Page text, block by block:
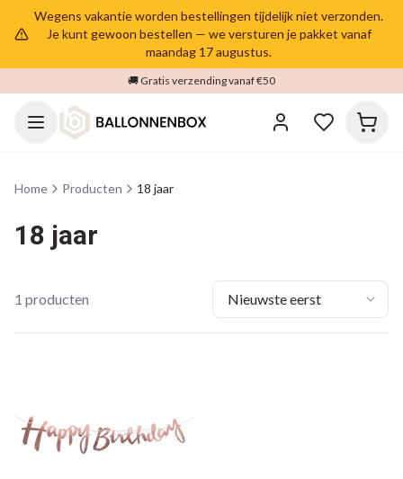
Wegens vakantie worden bestellingen tijdelijk niet verzonden.
Je kunt gewoon bestellen — we versturen je pakket vanaf
maandag 17 augustus.
🚚 Gratis verzending vanaf €50
Home Producten 18 jaar
18 jaar
1 producten